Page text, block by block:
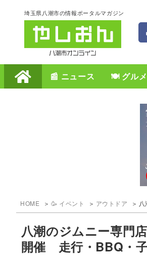
埼玉県八潮市の情報ポータルマガジン
📰 ニュース 🍽️ グルメ
HOME 🥳 イベント アウトドア 八
八潮のジムニー専門
開催 走行・BBQ・